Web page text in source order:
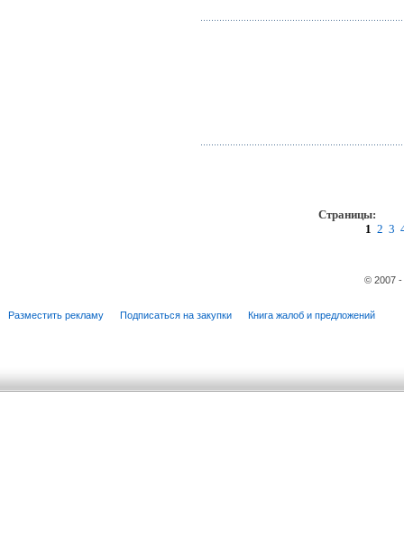
Страницы:
1 2 3
© 2007
Разместить рекламу Подписаться на закупки Книга жалоб и предложений